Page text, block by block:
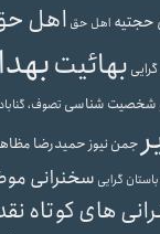
حجتیه اهل حق اهل
بهائیت
و شخصیت شناسی تصوف،
جمن نیوزحمیدرضا
گرایی سخنرانی
های کوتاه